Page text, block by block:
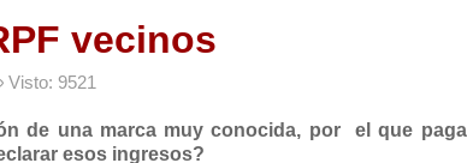
vecinos
Visto: 9521
de una marca muy conocida, por el que
esos ingresos?